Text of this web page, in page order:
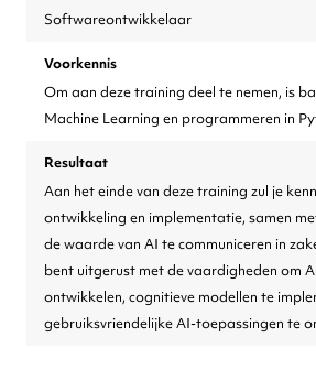
Softwareontwikkelaar
Voorkennis
Om aan deze training deel te nemen, is
Machine Learning en programmeren in
Resultaat
Aan het einde van deze training zul je
ontwikkeling en implementatie, samen
de waarde van AI te communiceren in
bent uitgerust met de vaardigheden om
ontwikkelen, cognitieve modellen te
gebruiksvriendelijke AI-toepassingen te